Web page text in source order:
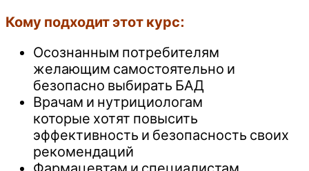
Кому подходит этот курс:
Осознанным потребителям
желающим самостоятельно и
безопасно выбирать БАД
Врачам и нутрициологам
которые хотят повысить
эффективность и безопасность своих
рекомендаций